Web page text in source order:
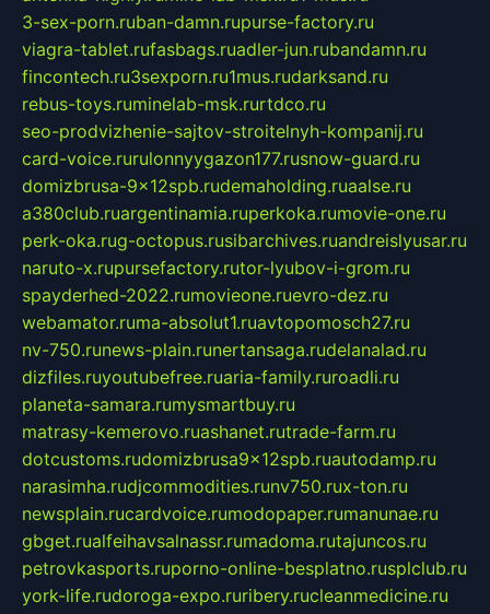
3-sex-porn.ruban-damn.rupurse-factory.ru
viagra-tablet.rufasbags.ruadler-jun.rubandamn.ru
fincontech.ru3sexporn.ru1mus.rudarksand.ru
rebus-toys.ruminelab-msk.rurtdco.ru
seo-prodvizhenie-sajtov-stroitelnyh-kompanij.ru
card-voice.rurulonnyygazon177.rusnow-guard.ru
domizbrusa-9x12spb.rudemaholding.ruaalse.ru
a380club.ruargentinamia.ruperkoka.rumovie-one.ru
perk-oka.rug-octopus.rusibarchives.ruandreislyusar.ru
naruto-x.rupursefactory.rutor-lyubov-i-grom.ru
spayderhed-2022.rumovieone.ruevro-dez.ru
webamator.ruma-absolut1.ruavtopomosch27.ru
nv-750.runews-plain.runertansaga.rudelanalad.ru
dizfiles.ruyoutubefree.ruaria-family.ruroadli.ru
planeta-samara.rumysmartbuy.ru
matrasy-kemerovo.ruashanet.rutrade-farm.ru
dotcustoms.rudomizbrusa9x12spb.ruautodamp.ru
narasimha.rudjcommodities.runv750.rux-ton.ru
newsplain.rucardvoice.rumodopaper.rumanunae.ru
gbget.rualfeihavsalnassr.rumadoma.rutajuncos.ru
petrovkasports.ruporno-online-besplatno.rusplclub.ru
york-life.rudoroga-expo.ruribery.rucleanmedicine.ru